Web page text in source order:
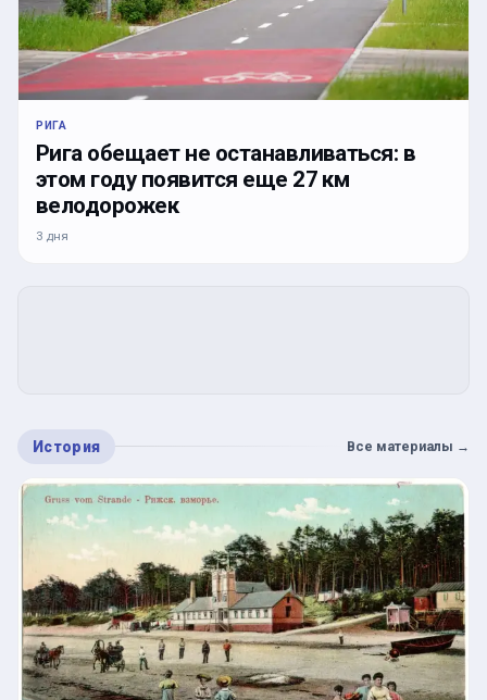
РИГА
Рига обещает не останавливаться: в
этом году появится еще 27 км
велодорожек
3 дня
История Все материалы →